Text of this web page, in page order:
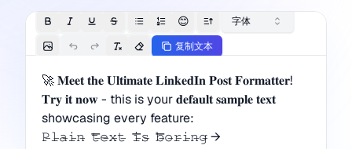
😊
字体
复制文本